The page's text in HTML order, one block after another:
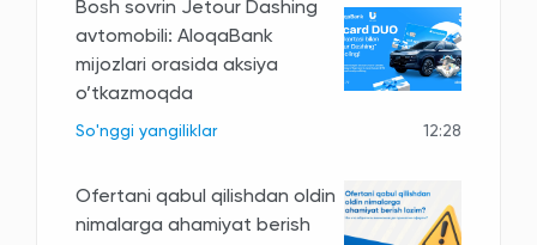
Bosh sovrin Jetour Dashing
avtomobili: AloqaBank
mijozlari orasida aksiya
o’tkazmoqda
So'nggi yangiliklar 12:28
Ofertani qabul qilishdan oldin
nimalarga ahamiyat berish